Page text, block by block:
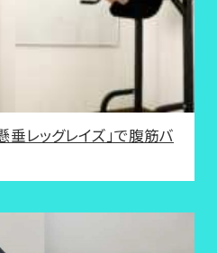
垂レッグレイズ」で腹筋バ